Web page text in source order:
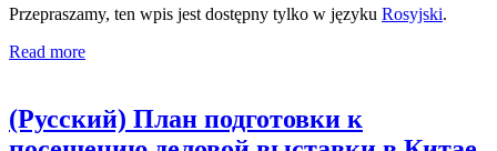
Przepraszamy, ten wpis jest dostępny tylko w języku Rosyjski.
Read more
(Русский) План подготовки к